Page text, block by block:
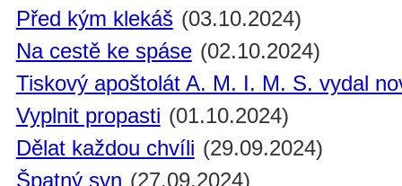
Před kým klekáš (03.10.2024)
Na cestě ke spáse (02.10.2024)
Tiskový apoštolát A. M. I. M. S. vydal
Vyplnit propasti (01.10.2024)
Dělat každou chvíli (29.09.2024)
Špatný syn (27.09.2024)